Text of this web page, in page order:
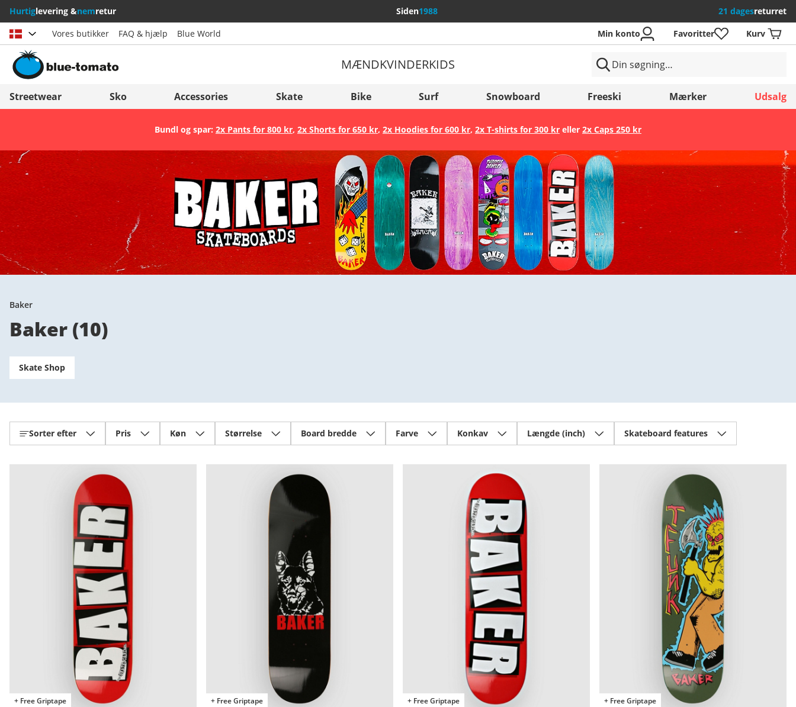
Hurtiglevering &nemretur Siden1988 21 dagesreturret
Vælg land
Österreich
Suisse (Français)
Svizzera (Italiano)
France
Italia (Italiano)
Italien (Deutsch)
España
Suomi
United Kingdom
Slovenija
België (Nederlands)
Belgique (Français)
Danmark
Norge
Gem
Vores butikker FAQ & hjælp Blue World Min konto Favoritter Kurv
MÆNDKVINDERKIDS
Streetwear Sko Accessories Skate Bike Surf Snowboard Freeski Mærker Udsalg
Bundl og spar: 2x Pants for 800 kr, 2x Shorts for 650 kr, 2x Hoodies for 600 kr, 2x T-shirts for 300 kreller 2x Caps 250 kr
Baker
Baker (10)
Skate Shop
Sorter efter Pris Køn Størrelse Board bredde Farve Konkav Længde (inch) Skateboard features
+ Free Griptape + Free Griptape + Free Griptape + Free Griptape